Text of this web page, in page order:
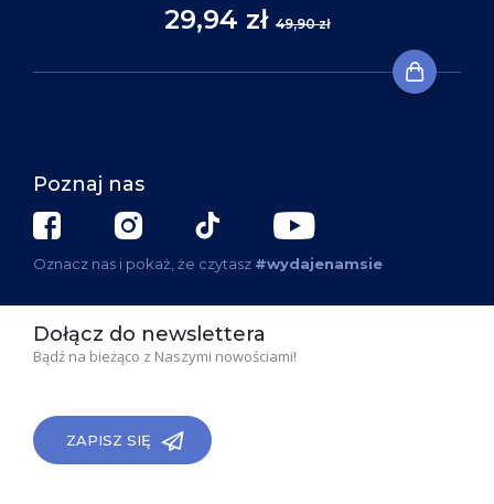
29,94 zł 49,90 zł
Poznaj nas
Oznacz nas i pokaż, że czytasz #wydajenamsie
Dołącz do newslettera
Bądź na bieżąco z Naszymi nowościami!
ZAPISZ SIĘ